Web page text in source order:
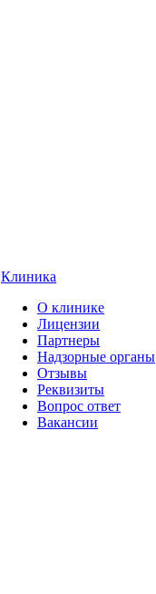
Клиника
О клинике
Лицензии
Партнеры
Надзорные органы
Отзывы
Реквизиты
Вопрос ответ
Вакансии